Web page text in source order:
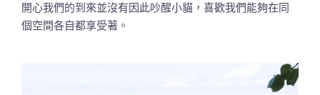
開心我們的到來並沒有因此吵醒小貓，喜歡我們能夠在同
個空間各自都享受著。